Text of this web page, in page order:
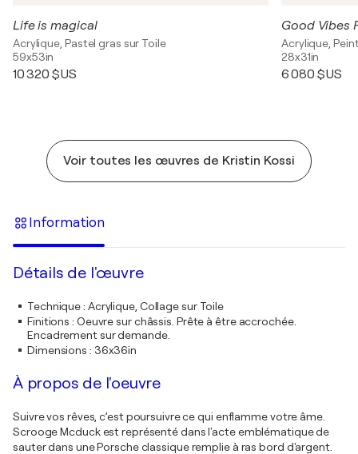
Life is magical
Acrylique, Pastel gras sur Toile
59x53in
10 320 $US
Good Vibes
Acrylique,
28x31in
6 080 $US
Voir toutes les œuvres de Kristin Kossi
Information
Détails de l'œuvre
Technique: Acrylique, Collage sur Toile
Finitions : Oeuvre sur châssis. Prête à être accrochée.
Encadrement sur demande.
Dimensions : 36x36in
À propos de l'oeuvre
Suivre vos rêves, c’est poursuivre ce qui enflamme votre âme.
Scrooge Mcduck est représenté dans l'acte emblématique de
sauter dans une Porsche classique remplie à ras bord d'argent.